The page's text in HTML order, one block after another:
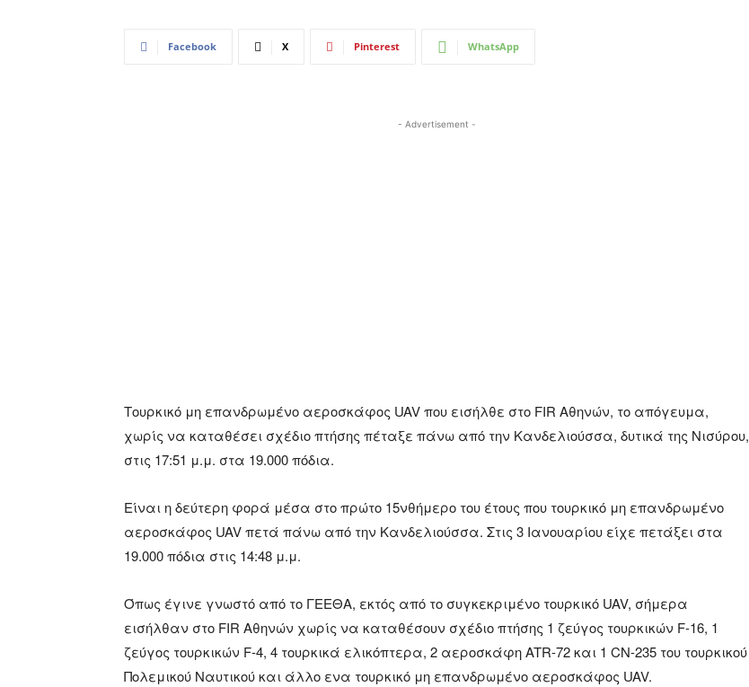
Facebook X Pinterest WhatsApp
- Advertisement -
Τουρκικό μη επανδρωμένο αεροσκάφος UAV που εισήλθε στο FIR Αθηνών, το απόγευμα,
χωρίς να καταθέσει σχέδιο πτήσης πέταξε πάνω από την Κανδελιούσσα, δυτικά της Νισύρου,
στις 17:51 μ.μ. στα 19.000 πόδια.
Είναι η δεύτερη φορά μέσα στο πρώτο 15νθήμερο του έτους που τουρκικό μη επανδρωμένο
αεροσκάφος UAV πετά πάνω από την Κανδελιούσσα. Στις 3 Ιανουαρίου είχε πετάξει στα
19.000 πόδια στις 14:48 μ.μ.
Όπως έγινε γνωστό από το ΓΕΕΘΑ, εκτός από το συγκεκριμένο τουρκικό UAV, σήμερα
εισήλθαν στο FIR Αθηνών χωρίς να καταθέσουν σχέδιο πτήσης 1 ζεύγος τουρκικών F-16, 1
ζεύγος τουρκικών F-4, 4 τουρκικά ελικόπτερα, 2 αεροσκάφη ATR-72 και 1 CN-235 του τουρκικού
Πολεμικού Ναυτικού και άλλο ενα τουρκικό μη επανδρωμένο αεροσκάφος UAV.